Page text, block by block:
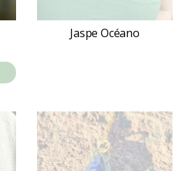
Jaspe Océano